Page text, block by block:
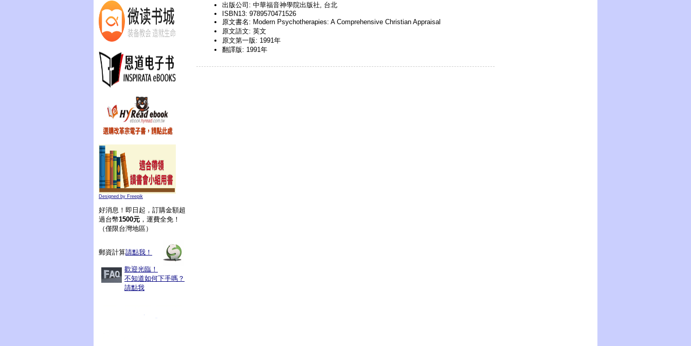
Designed by Freepik
好消息！即日起，訂購金額超
過台幣1500元 ，運費全免！
（僅限台灣地區）
郵資計算請點我！
歡迎光臨！
不知道如何下手嗎？
請點我
出版公司: 中華福音神學院出版社, 台北
ISBN13: 9789570471526
原文書名: Modern Psychotherapies: A Comprehensive Christian Appraisal
原文語文: 英文
原文第一版: 1991年
翻譯版: 1991年